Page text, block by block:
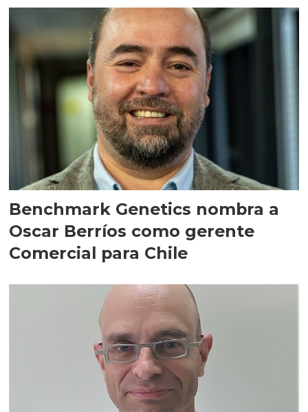
Benchmark Genetics nombra a
Oscar Berríos como gerente
Comercial para Chile